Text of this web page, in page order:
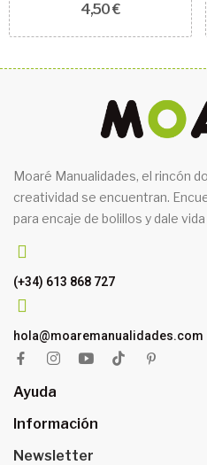
4,50 €
Moaré Manualidades, el rincón
creatividad se encuentran.
para encaje de bolillos y dale
(+34) 613 868 727
hola@moaremanualidades.com
Ayuda
Información
Newsletter